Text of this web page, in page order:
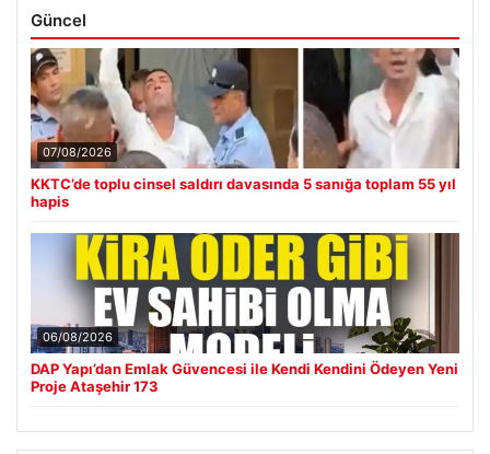
Güncel
07/08/2026
KKTC’de toplu cinsel saldırı davasında 5 sanığa toplam 55 yıl
hapis
06/08/2026
DAP Yapı’dan Emlak Güvencesi ile Kendi Kendini Ödeyen Yeni
Proje Ataşehir 173